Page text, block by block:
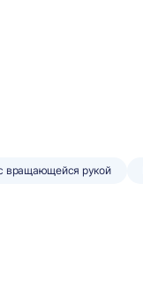
вращающейся рукой